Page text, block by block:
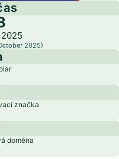
2025)
značka
doména